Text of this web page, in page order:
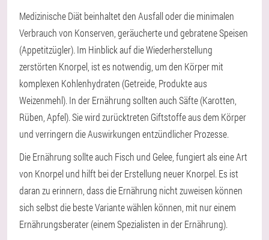
Medizinische Diät beinhaltet den Ausfall oder die minimalen
Verbrauch von Konserven, geräucherte und gebratene Speisen
(Appetitzügler). Im Hinblick auf die Wiederherstellung
zerstörten Knorpel, ist es notwendig, um den Körper mit
komplexen Kohlenhydraten (Getreide, Produkte aus
Weizenmehl). In der Ernährung sollten auch Säfte (Karotten,
Rüben, Apfel). Sie wird zurücktreten Giftstoffe aus dem Körper
und verringern die Auswirkungen entzündlicher Prozesse.
Die Ernährung sollte auch Fisch und Gelee, fungiert als eine Art
von Knorpel und hilft bei der Erstellung neuer Knorpel. Es ist
daran zu erinnern, dass die Ernährung nicht zuweisen können
sich selbst die beste Variante wählen können, mit nur einem
Ernährungsberater (einem Spezialisten in der Ernährung).